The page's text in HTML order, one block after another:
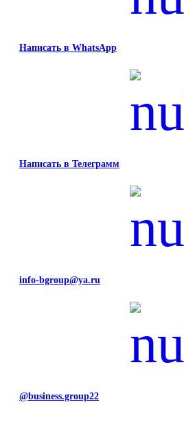
Написать в WhatsApp
Написать в Телеграмм
info-bgroup@ya.ru
@business.group22